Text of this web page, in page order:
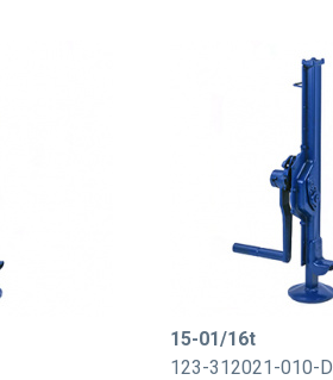
15-01/16t
123-312021-010-D